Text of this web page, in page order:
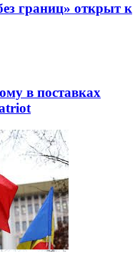
границ» открыт к
в поставках